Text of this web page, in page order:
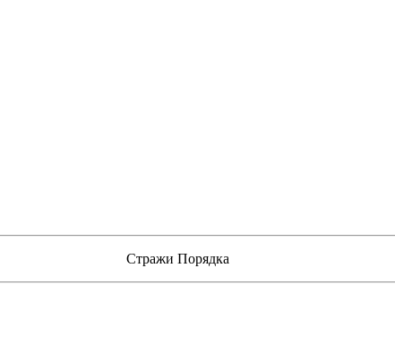
Стражи Порядка